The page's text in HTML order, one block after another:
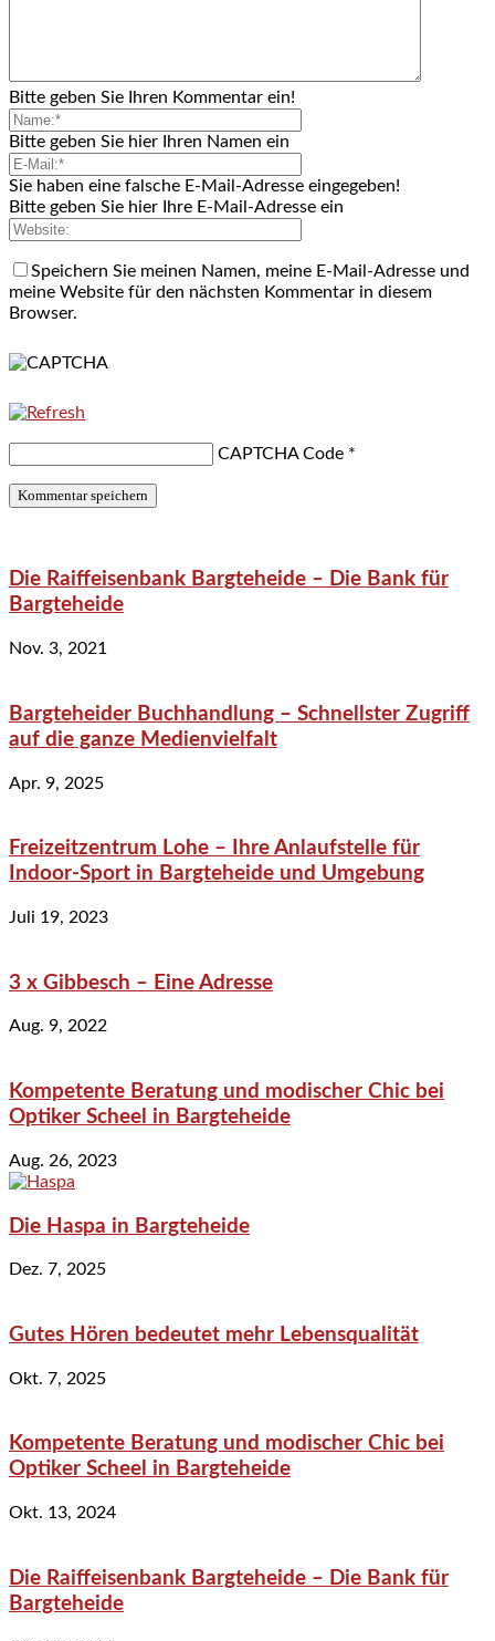
Bitte geben Sie Ihren Kommentar ein!
Bitte geben Sie hier Ihren Namen ein
Sie haben eine falsche E-Mail-Adresse eingegeben!
Bitte geben Sie hier Ihre E-Mail-Adresse ein
Speichern Sie meinen Namen, meine E-Mail-Adresse und
meine Website für den nächsten Kommentar in diesem
Browser.
CAPTCHA Code *
Die Raiffeisenbank Bargteheide – Die Bank für
Bargteheide
Nov. 3, 2021
Bargteheider Buchhandlung – Schnellster Zugriff
auf die ganze Medienvielfalt
Apr. 9, 2025
Freizeitzentrum Lohe – Ihre Anlaufstelle für
Indoor-Sport in Bargteheide und Umgebung
Juli 19, 2023
3 x Gibbesch – Eine Adresse
Aug. 9, 2022
Kompetente Beratung und modischer Chic bei
Optiker Scheel in Bargteheide
Aug. 26, 2023
Die Haspa in Bargteheide
Dez. 7, 2025
Gutes Hören bedeutet mehr Lebensqualität
Okt. 7, 2025
Kompetente Beratung und modischer Chic bei
Optiker Scheel in Bargteheide
Okt. 13, 2024
Die Raiffeisenbank Bargteheide – Die Bank für
Bargteheide